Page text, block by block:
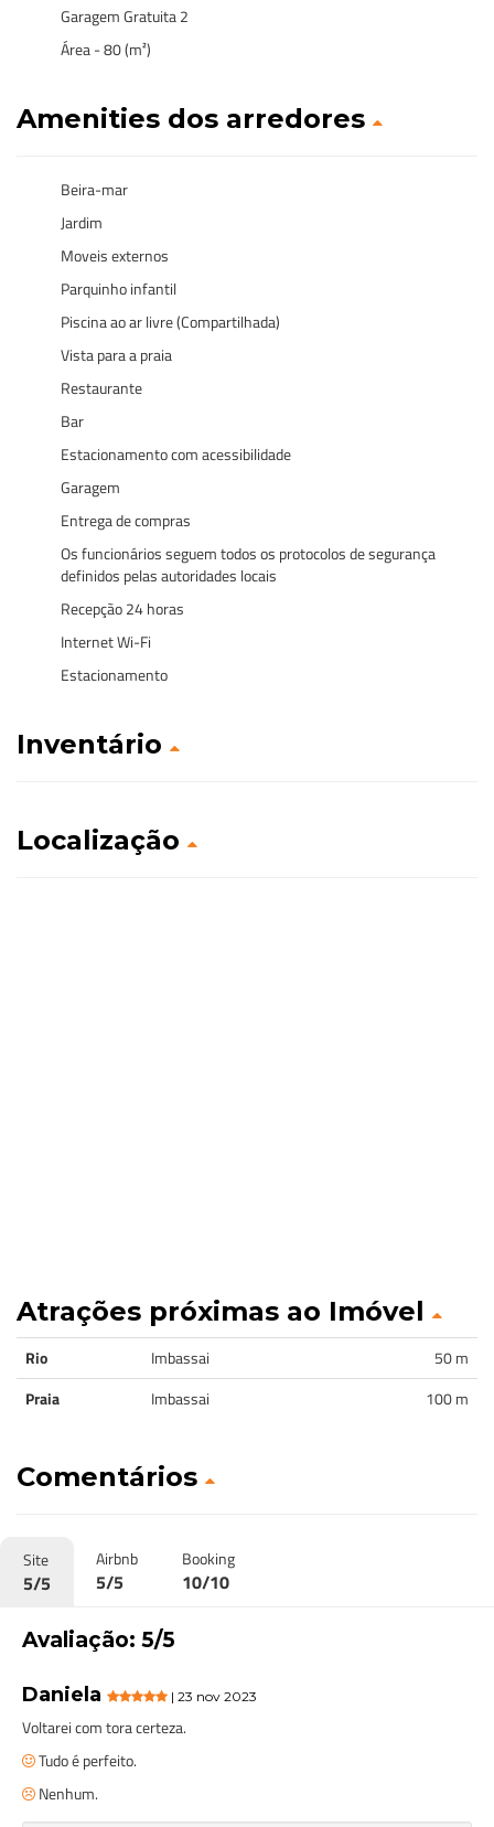
Garagem Gratuita 2
Área - 80 (m²)
Amenities dos arredores
Beira-mar
Jardim
Moveis externos
Parquinho infantil
Piscina ao ar livre (Compartilhada)
Vista para a praia
Restaurante
Bar
Estacionamento com acessibilidade
Garagem
Entrega de compras
Os funcionários seguem todos os protocolos de segurança
definidos pelas autoridades locais
Recepção 24 horas
Internet Wi-Fi
Estacionamento
Inventário
Localização
Atrações próximas ao Imóvel
Rio Imbassai
50 m
Praia
Imbassai 100 m
Comentários
Site
5/5
Airbnb
5/5
Booking
10/10
Avaliação: 5/5
Daniela | 23 nov 2023
Voltarei com tora certeza.
Tudo é perfeito.
Nenhum.